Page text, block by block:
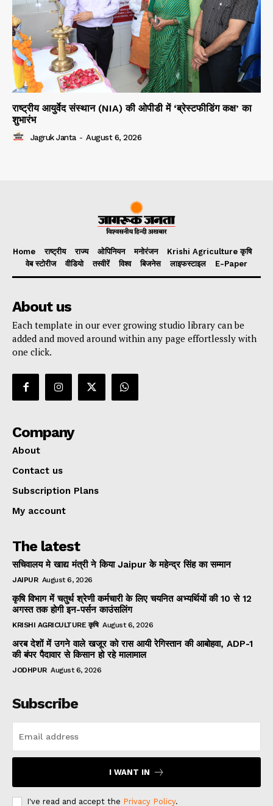
राष्ट्रीय आयुर्वेद संस्थान (NIA) की ओपीडी में ‘ब्रेस्टफीडिंग कक्ष’ का
शुभारंभ
Jagruk Janta - August 6, 2026
Home राष्ट्रीय राज्य ओपिनियन मनोरंजन
Krishi Agriculture कृषि
वेब स्टोरीज
वीडियो तस्वीरें विश्व बिजनेस लाइफस्टाइल E-Paper
About us
Each template in our ever growing studio library can be
added and moved around within any page effortlessly with
one click.
Company
About
Contact us
Subscription Plans
My account
The latest
सचिवालय मे खाद्य मंत्री ने किया Jaipur के महेन्द्र सिंह का सम्मान
JAIPUR August 6, 2026
कृषि विभाग में चतुर्थ श्रेणी कर्मचारी के लिए चयनित अभ्यर्थियों की 10 से 12
अगस्त तक होगी इन-पर्सन काउंसलिंग
KRISHI AGRICULTURE कृषि August 6, 2026
अरब देशों में उगने वाले खजूर को रास आयी रेगिस्तान की आबोहवा, ADP-1
की बंपर पैदावार से किसान हो रहे मालामाल
JODHPUR August 6, 2026
Subscribe
I WANT IN
I've read and accept the Privacy Policy.